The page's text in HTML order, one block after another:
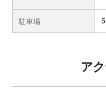
駐車場
ア